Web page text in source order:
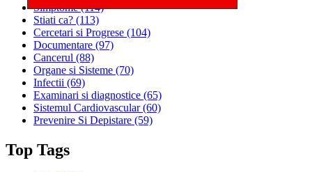
Simptome(114)
Stiati ca? (113)
Cercetari si Progrese (104)
Documentare (97)
Cancerul (88)
Organe si Sisteme (70)
Infectii (69)
Examinari si diagnostice (65)
Sistemul Cardiovascular(60)
Prevenire Si Depistare (59)
Top Tags